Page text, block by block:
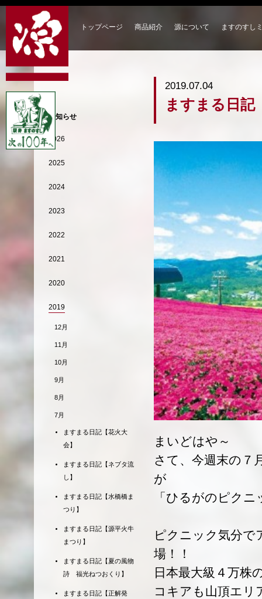
トップページ 商品紹介 源について ますのすし
2019.07.04
ますまる日記
まいどはや～
さて、今週末の７
が
「ひるがのピク
ピクニック気分で
場！！
日本最大級４万株
コキアも山頂エリ
お知らせ
2026
2025
2024
2023
2022
2021
2020
2019
12月
11月
10月
9月
8月
7月
ますまる日記【花火大
会】
ますまる日記【ネブタ流
し】
ますまる日記【水橋橋ま
つり】
ますまる日記【源平火牛
まつり】
ますまる日記【夏の風物
詩 福光ねつおくり】
ますまる日記【正解発